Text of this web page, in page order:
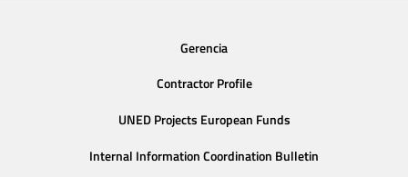
Gerencia
Contractor Profile
UNED Projects European Funds
Internal Information Coordination Bulletin